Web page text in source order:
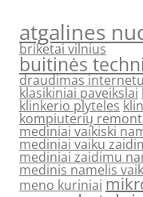
atgalines
briketai vilnius
buitinės
draudimas
klasikiniai paveikslai
klinkerio plyteles
kompiuterių
mediniai vaikiski
mediniai vaiku
mediniai zaidimu
medinis namelis
meno kuriniai